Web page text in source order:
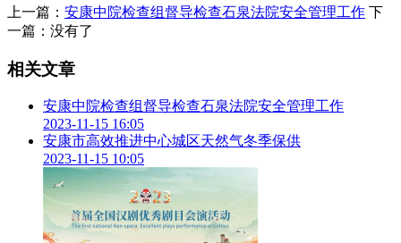
后厨摆放杂乱，店内环境卫生不整洁。
2、静宁路茶英蒸面
3、解放路西巷宜宾犟人烧烤
食品原料摆放混乱、操作间环境卫生差。
4、兴安西路重庆纸上烤鱼
食品原料分类存储不规范，摆放杂乱，未使用加盖垃圾桶。
上一篇： 安康中院检查组督导检查石泉法院安全管理工作 下
一篇：没有了
相关文章
安康中院检查组督导检查石泉法院安全管理工作
2023-11-15 16:05
安康市高效推进中心城区天然气冬季保供
2023-11-15 10:05